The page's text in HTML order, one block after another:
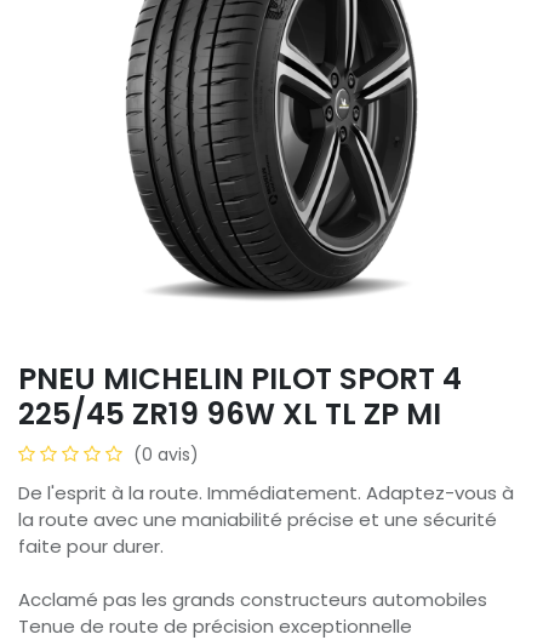
PNEU MICHELIN PILOT SPORT 4
225/45 ZR19 96W XL TL ZP MI
(0 avis)
De l'esprit à la route. Immédiatement. Adaptez-vous à
la route avec une maniabilité précise et une sécurité
faite pour durer.
Acclamé pas les grands constructeurs automobiles
Tenue de route de précision exceptionnelle